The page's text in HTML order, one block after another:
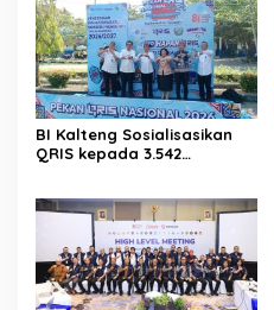
BI Kalteng Sosialisasikan
QRIS kepada 3.542